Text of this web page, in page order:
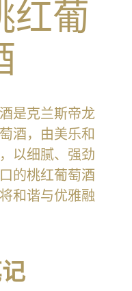
红葡
是克兰斯帝龙
酒，由美乐和
以细腻、强劲
的桃红葡萄酒
和谐与优雅融